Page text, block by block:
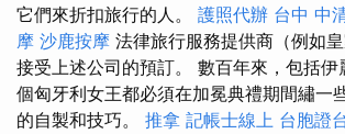
它們來折扣旅行的人。 護照代辦 台中 中
摩 沙鹿按摩 法律旅行服務提供商（例如
接受上述公司的預訂。 數百年來，包括伊
個匈牙利女王都必須在加冕典禮期間繡一
的自製和技巧。 推拿 記帳士線上 台胞證